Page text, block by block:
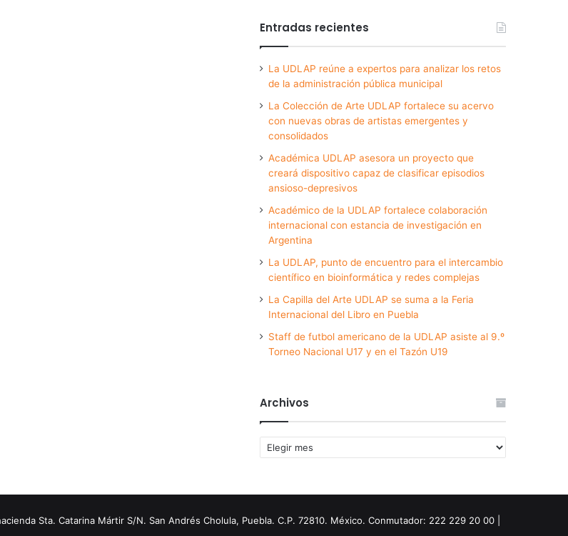
Entradas recientes
La UDLAP reúne a expertos para analizar los retos
de la administración pública municipal
La Colección de Arte UDLAP fortalece su acervo
con nuevas obras de artistas emergentes y
consolidados
Académica UDLAP asesora un proyecto que
creará dispositivo capaz de clasificar episodios
ansioso-depresivos
Académico de la UDLAP fortalece colaboración
internacional con estancia de investigación en
Argentina
La UDLAP, punto de encuentro para el intercambio
científico en bioinformática y redes complejas
La Capilla del Arte UDLAP se suma a la Feria
Internacional del Libro en Puebla
Staff de futbol americano de la UDLAP asiste al 9.º
Torneo Nacional U17 y en el Tazón U19
Archivos
Archivos
Sta. Catarina Mártir S/N. San Andrés Cholula, Puebla. C.P. 72810. México. Conmutador: 222 229 20 00 |